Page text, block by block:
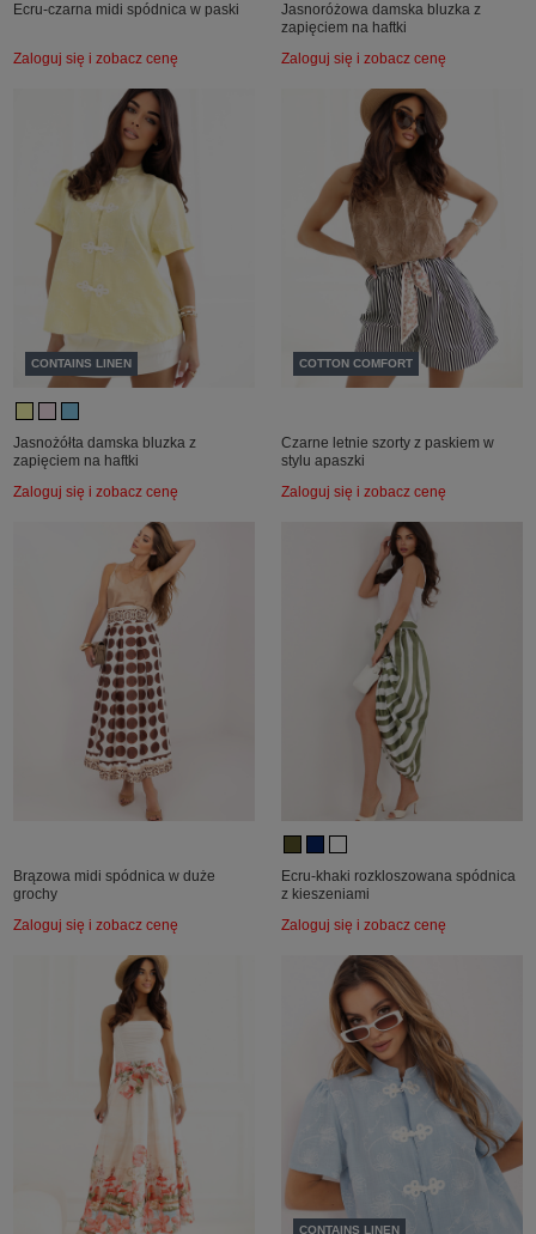
Ecru-czarna midi spódnica w paski
Zaloguj się i zobacz cenę
Jasnoróżowa damska bluzka z
zapięciem na haftki
Zaloguj się i zobacz cenę
CONTAINS LINEN
Jasnożółta damska bluzka z
zapięciem na haftki
Zaloguj się i zobacz cenę
COTTON COMFORT
Czarne letnie szorty z paskiem w
stylu apaszki
Zaloguj się i zobacz cenę
Brązowa midi spódnica w duże
grochy
Zaloguj się i zobacz cenę
Ecru-khaki rozkloszowana spódnica
z kieszeniami
Zaloguj się i zobacz cenę
CONTAINS LINEN